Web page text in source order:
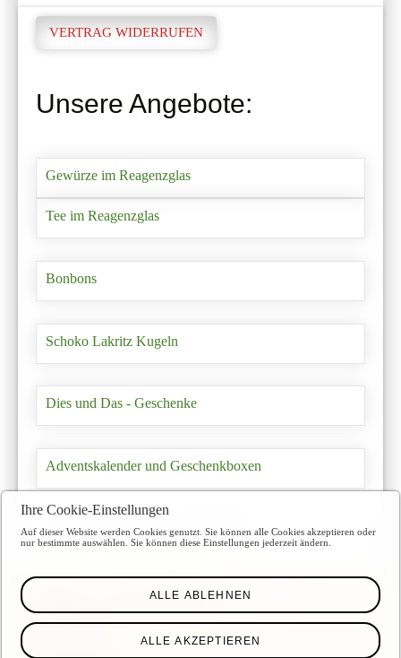
VERTRAG WIDERRUFEN
Unsere Angebote:
Gewürze im Reagenzglas
Tee im Reagenzglas
Bonbons
Schoko Lakritz Kugeln
Dies und Das - Geschenke
Adventskalender und Geschenkboxen
Fruchtaufstriche ohne Zuckerzugabe
Shop - Misanja
Impressum
Ihre Cookie-Einstellungen
Auf dieser Website werden Cookies genutzt. Sie können alle Cookies akzeptieren oder
nur bestimmte auswählen. Sie können diese Einstellungen jederzeit ändern.
ALLE ABLEHNEN
ALLE AKZEPTIEREN